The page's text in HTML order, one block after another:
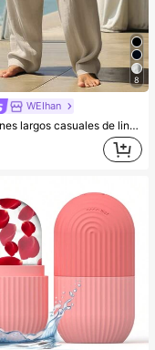
8
WEIhan
Pantalones largos casuales de lino para hombre, primavera/verano, delgados y transpirables, estilo hip-hop, lounge y deportivos, de pierna recta, color liso, estilo hawaiano para playa y vacaciones, Vacationcore